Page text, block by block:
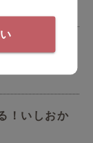
！いしおか